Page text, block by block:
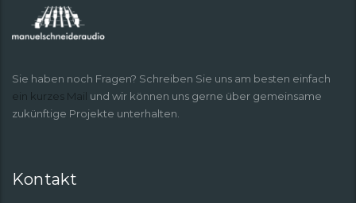
Sie haben noch Fragen? Schreiben Sie uns am besten einfach
ein kurzes Mail und wir können uns gerne über gemeinsame
zukünftige Projekte unterhalten.
Kontakt